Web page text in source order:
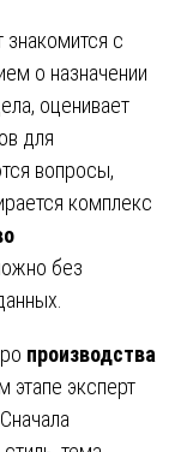
знакомится с
о назначении
оценивает
для
вопросы,
комплекс
без
производства
этапе эксперт